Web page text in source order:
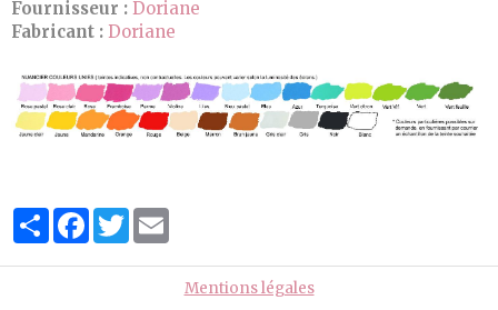
Fournisseur : Doriane
Fabricant : Doriane
PartagerFacebook
Twitter
Mentions légales